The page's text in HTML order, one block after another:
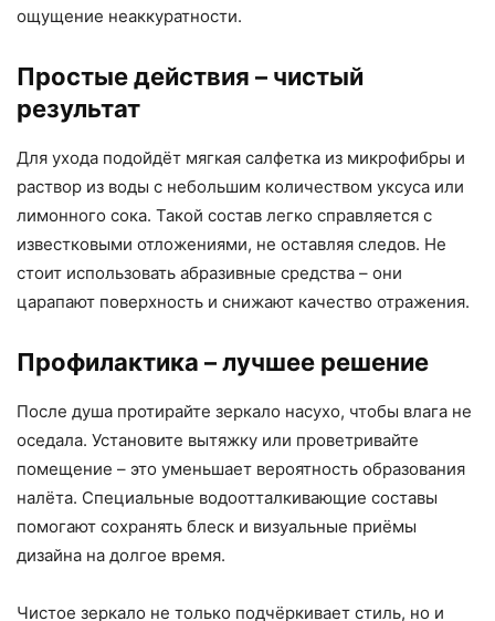
ощущение неаккуратности.
Простые действия – чистый
результат
Для ухода подойдёт мягкая салфетка из микрофибры и
раствор из воды с небольшим количеством уксуса или
лимонного сока. Такой состав легко справляется с
известковыми отложениями, не оставляя следов. Не
стоит использовать абразивные средства – они
царапают поверхность и снижают качество отражения.
Профилактика – лучшее решение
После душа протирайте зеркало насухо, чтобы влага не
оседала. Установите вытяжку или проветривайте
помещение – это уменьшает вероятность образования
налёта. Специальные водоотталкивающие составы
помогают сохранять блеск и визуальные приёмы
дизайна на долгое время.
Чистое зеркало не только подчёркивает стиль, но и